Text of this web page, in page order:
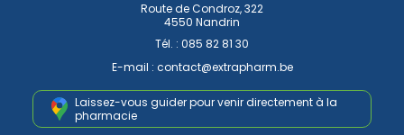
Route de Condroz, 322
4550 Nandrin
Tél. : 085 82 81 30
E-mail : contact@extrapharm.be
Laissez-vous guider pour venirdirectement à la
pharmacie